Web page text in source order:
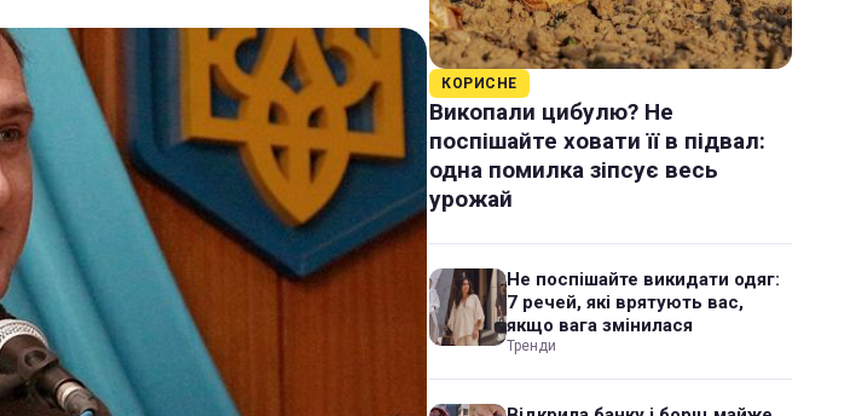
КОРИСНЕ
Викопали цибулю? Не
поспішайте ховати її в підвал:
одна помилка зіпсує весь
урожай
Не поспішайте викидати одяг:
7 речей, які врятують вас,
якщо вага змінилася
Тренди